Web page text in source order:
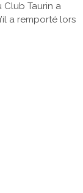
Club Taurin a
a remporté lors